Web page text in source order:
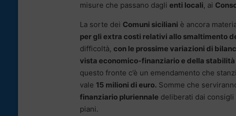
misure che passano dagli enti locali, ai
La sorte dei Comuni siciliani è ancora
per gli extra costi relativi allo smaltimento
difficoltà, con le prossime variazioni di
vista economico-finanziario e della
questo fronte c’è un emendamento che
vale 15 milioni di euro. Somme che
finanziario pluriennale deliberati dai
piani.